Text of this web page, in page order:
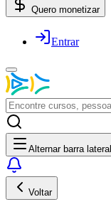
Quero monetizar
Entrar
Alternar barra lateral
Voltar